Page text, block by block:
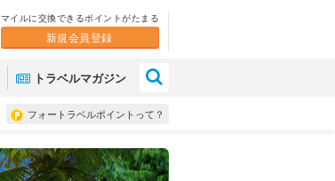
マイルに交換できるポイントがたまる
新規会員登録
トラベルマガジン
フォートラベルポイントって？